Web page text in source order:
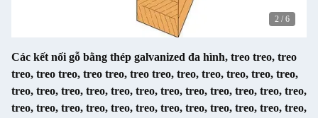
2 / 6
Các kết nối gỗ bằng thép galvanized đa hình, treo treo, treo
treo, treo treo, treo treo, treo treo, treo, treo, treo, treo, treo,
treo, treo, treo, treo, treo, treo, treo, treo, treo, treo, treo, treo,
treo, treo, treo, treo, treo, treo, treo, treo, treo, treo, treo, treo,